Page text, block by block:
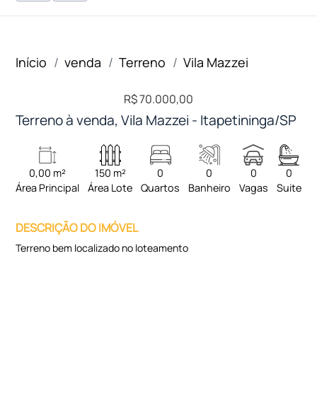
Início venda Terreno Vila Mazzei
R$ 70.000,00
Terreno à venda, Vila Mazzei - Itapetininga/SP
0,00 m²
Área Principal
150 m²
Área Lote
0
Quartos
0
Banheiro
0
Vagas
0
Suite
DESCRIÇÃO DO IMÓVEL
Terreno bem localizado no loteamento